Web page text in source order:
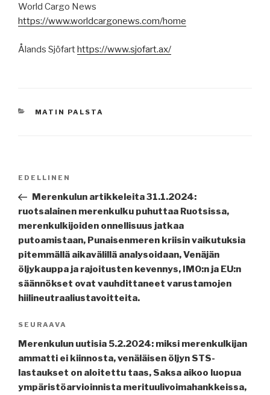
World Cargo News
https://www.worldcargonews.com/home
Ålands Sjöfarthttps://www.sjofart.ax/
KATEGORIAT
MATIN PALSTA
Edellinen
artikkeli
EDELLINEN
Merenkulun artikkeleita 31.1.2024:
ruotsalainen merenkulku puhuttaa Ruotsissa,
merenkulkijoiden onnellisuus jatkaa
putoamistaan, Punaisenmeren kriisin vaikutuksia
pitemmällä aikavälillä analysoidaan, Venäjän
öljykauppa ja rajoitusten kevennys, IMO:n ja EU:n
säännökset ovat vauhdittaneet varustamojen
hiilineutraaliustavoitteita.
Seuraava
artikkeli
SEURAAVA
Merenkulun uutisia 5.2.2024: miksi merenkulkijan
ammatti ei kiinnosta, venäläisen öljyn STS-
lastaukset on aloitettu taas, Saksa aikoo luopua
ympäristöarvioinnista merituulivoimahankkeissa,